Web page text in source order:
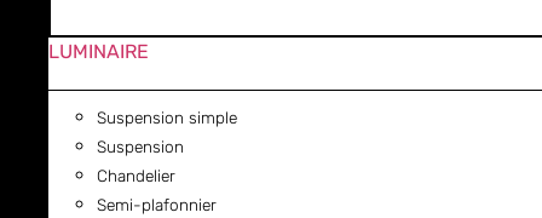
LUMINAIRE
Suspension simple
Suspension
Chandelier
Semi-plafonnier